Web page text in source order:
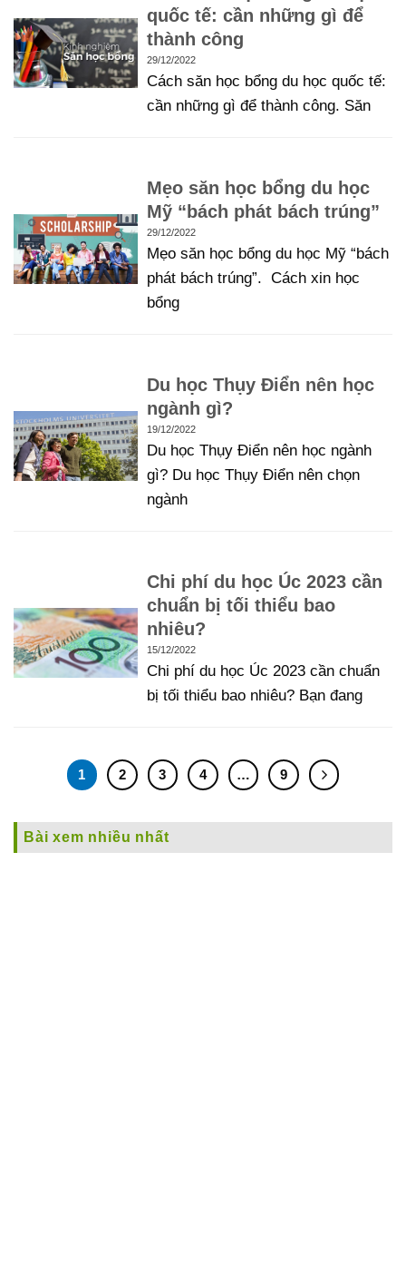
quốc tế: cần những gì để
thành công
29/12/2022
Cách săn học bổng du học quốc tế:
cần những gì để thành công. Săn
Mẹo săn học bổng du học
Mỹ “bách phát bách trúng”
29/12/2022
Mẹo săn học bổng du học Mỹ “bách
phát bách trúng”. Cách xin học
bổng
Du học Thụy Điển nên học
ngành gì?
19/12/2022
Du học Thụy Điển nên học ngành
gì? Du học Thụy Điển nên chọn
ngành
Chi phí du học Úc 2023 cần
chuẩn bị tối thiểu bao
nhiêu?
15/12/2022
Chi phí du học Úc 2023 cần chuẩn
bị tối thiểu bao nhiêu? Bạn đang
1 2 3 4 … 9
Bài xem nhiều nhất